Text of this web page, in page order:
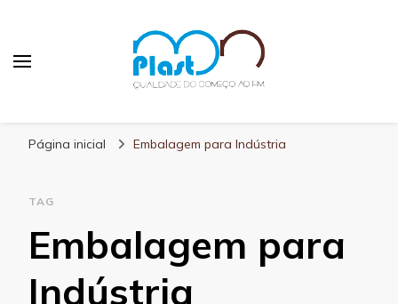
Página inicial Embalagem para Indústria
TAG
Embalagem para
Indústria